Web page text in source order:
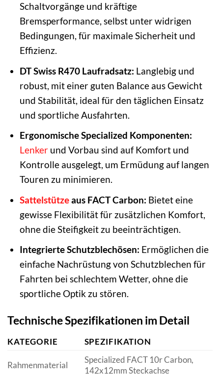
Schaltvorgänge und kräftige
Bremsperformance, selbst unter widrigen
Bedingungen, für maximale Sicherheit und
Effizienz.
DT Swiss R470 Laufradsatz: Langlebig und
robust, mit einer guten Balance aus Gewicht
und Stabilität, ideal für den täglichen Einsatz
und sportliche Ausfahrten.
Ergonomische Specialized Komponenten:
Lenkerund Vorbau sind auf Komfort und
Kontrolle ausgelegt, um Ermüdung auf langen
Touren zu minimieren.
Sattelstützeaus FACT Carbon: Bietet eine
gewisse Flexibilität für zusätzlichen Komfort,
ohne die Steifigkeit zu beeinträchtigen.
Integrierte Schutzblechösen: Ermöglichen die
einfache Nachrüstung von Schutzblechen für
Fahrten bei schlechtem Wetter, ohne die
sportliche Optik zu stören.
Technische Spezifikationen im Detail
KATEGORIE SPEZIFIKATION
Rahmenmaterial
Specialized FACT 10r Carbon,
142x12mm Steckachse